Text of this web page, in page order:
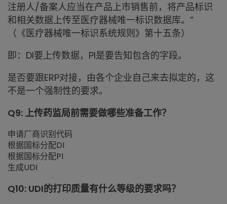
注册人/备案人应当在产品上市销售前，将产品标识
和相关数据上传至医疗器械唯一标识数据库。”
（《医疗器械唯一标识系统规则》第十五条）
即：DI要上传数据，PI是要告知包含的字段。
是否要跟ERP对接，由各个企业自己来去拟定的，这
不是一个强制性的要求。
Q9: 上传药监局前需要做哪些准备工作？
申请厂商识别代码
根据国标分配DI
根据国标分配PI
生成UDI
Q10: UDI的打印质量有什么等级的要求吗？